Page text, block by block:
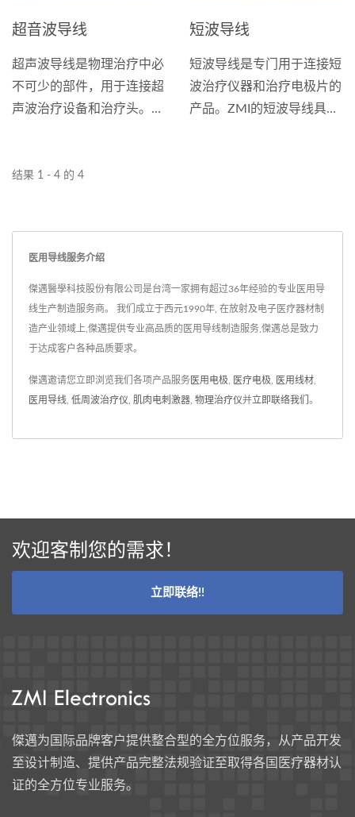
超音波导线
超声波导线是物理治疗中必
不可少的部件，用于连接超
声波治疗设备和治疗头。并
果。 ZMI提供标准的超声波
配选项：48ohm...
短波导线
短波导线是专门用于连接短
波治疗仪器和治疗电极片的
产品。ZMI的短波导线具有
择耐高压矽橡胶、EPDM泡
棉、RG58或
CFD200BNC。阻抗匹配可
75ohm或150ohm。如果您
正在寻找高效、可靠和舒适
是您的最佳选择。
结果 1 - 4 的 4
医用导线服务介绍
傑邁醫學科技股份有限公司是台湾一家拥有超过36年经验的专业医用导
线生产制造服务商。 我们成立于西元1990年, 在放射及电子医疗器材制
造产业领域上,傑邁提供专业高品质的医用导线制造服务,傑邁总是致力
于达成客户各种品质要求。
傑邁邀请您立即浏览我们各项产品服务医用电极, 医疗电极, 医用线材,
医用导线, 低周波治疗仪, 肌肉电刺激器, 物理治疗仪并立即联络我们 。
欢迎客制您的需求！
立即联络!!
傑邁为国际品牌客户提供整合型的全方位服务，从产品开发
至设计制造、提供产品完整法规验证至取得各国医疗器材认
证的全方位专业服务。